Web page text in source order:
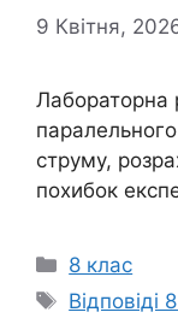
9 Квітня,
Лабораторна
струму,
похибок
Категорії
8 клас
Позначки
Відповіді